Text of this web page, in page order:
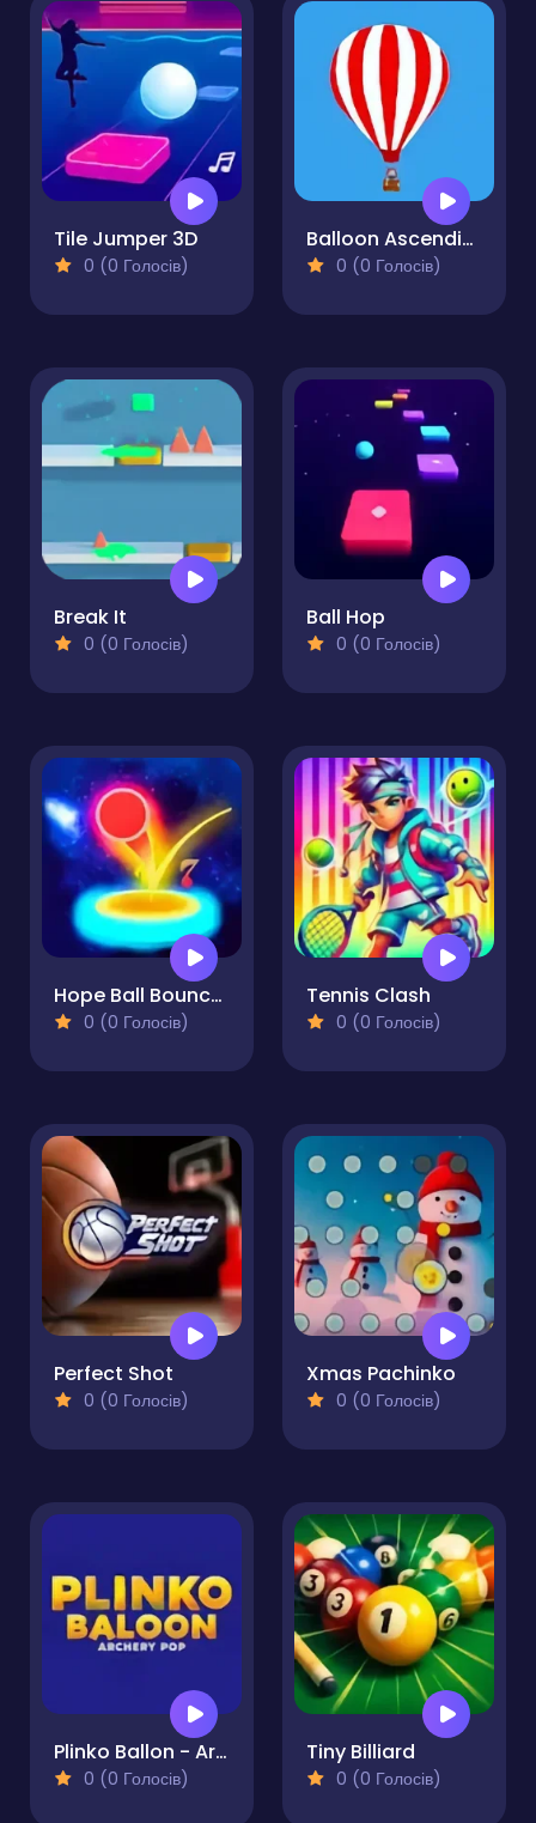
Tile Jumper 3D
0 (0 Голосів)
Balloon Ascending
0 (0 Голосів)
Break It
0 (0 Голосів)
Ball Hop
0 (0 Голосів)
Hope Ball Bouncy Ball
0 (0 Голосів)
Tennis Clash
0 (0 Голосів)
Perfect Shot
0 (0 Голосів)
Xmas Pachinko
0 (0 Голосів)
Plinko Ballon - Archery Pop
0 (0 Голосів)
Tiny Billiard
0 (0 Голосів)